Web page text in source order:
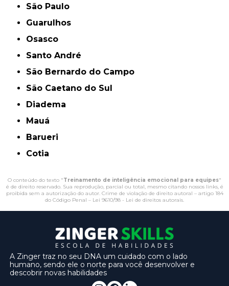
São Paulo
Guarulhos
Osasco
Santo André
São Bernardo do Campo
São Caetano do Sul
Diadema
Mauá
Barueri
Cotia
O conteúdo do texto "Treinamento de inteligência emocional para equipes"
é de direito reservado. Sua reprodução, parcial ou total, mesmo citando nossos links, é
proibida sem a autorização do autor. Crime de violação de direito autoral – artigo 184
do Código Penal – Lei 9610/98 - Lei de direitos autorais.
A Zinger traz no seu DNA um cuidado com o lado
humano, sendo ele o norte para você desenvolver e
descobrir novas habilidades